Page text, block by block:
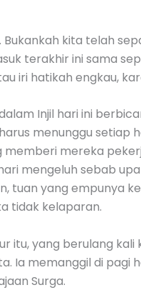
kita telah
terakhir ini sama
hatikah engkau,
Injil hari ini
menunggu
mereka
mengeluh sebab
tuan yang empunya
tidak kelaparan.
itu, yang berulang
Ia memanggil di pagi
Surga.